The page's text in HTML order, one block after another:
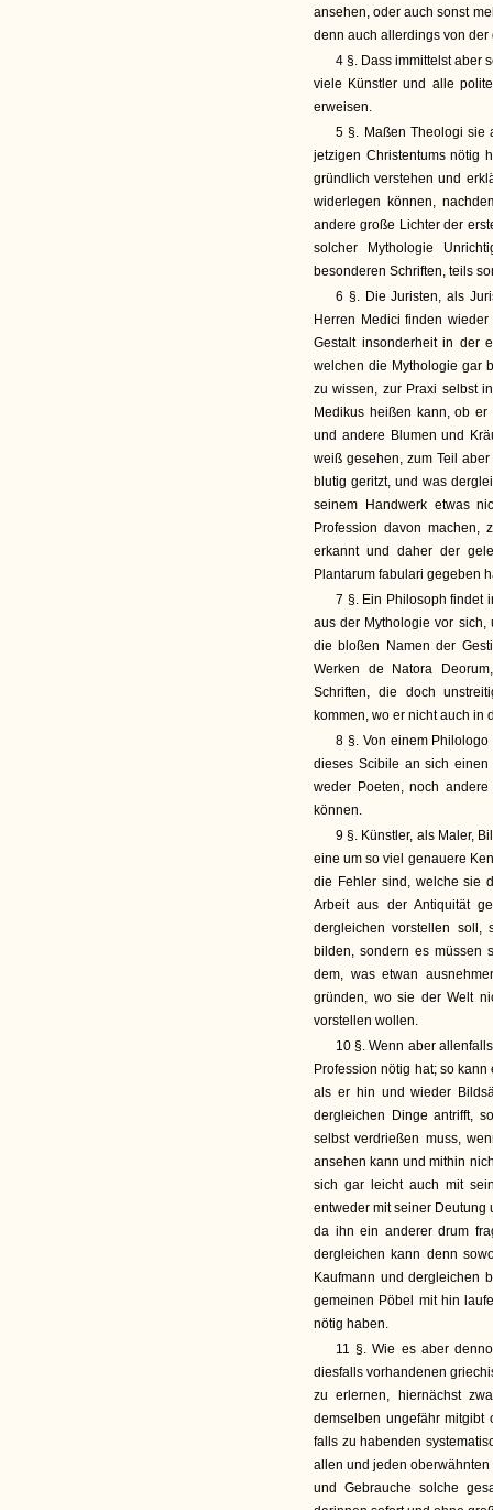
ansehen, oder auch sonst
denn auch allerdings von
4 §. Dass immittelst aber
viele Künstler und alle
erweisen.
5 §. Maßen Theologi sie
jetzigen Christentums nötig
gründlich verstehen und
widerlegen können,
andere große Lichter der
solcher Mythologie
besonderen Schriften, teils
6 §. Die Juristen, als
Herren Medici finden
Gestalt insonderheit in der
welchen die Mythologie gar
zu wissen, zur Praxi selbst
Medikus heißen kann, ob
und andere Blumen und
weiß gesehen, zum Teil
blutig geritzt, und was
seinem Handwerk etwas
Profession davon
erkannt und daher der
Plantarum fabulari gegeben
7 §. Ein Philosoph findet
aus der Mythologie vor
die bloßen Namen der
Werken de Natora
Schriften, die doch
kommen, wo er nicht auch in
8 §. Von einem
dieses Scibile an sich
weder Poeten, noch
können.
9 §. Künstler, als Maler,
eine um so viel genauere
die Fehler sind, welche sie
Arbeit aus der Antiquität
dergleichen vorstellen soll,
bilden, sondern es müssen
dem, was etwan
gründen, wo sie der Welt
vorstellen wollen.
10 §. Wenn aber
Profession nötig hat; so
als er hin und wieder
dergleichen Dinge antrifft,
selbst verdrießen muss,
ansehen kann und mithin
sich gar leicht auch mit
entweder mit seiner
da ihn ein anderer drum
dergleichen kann denn
Kaufmann und dergleichen
gemeinen Pöbel mit hin
nötig haben.
11 §. Wie es aber
diesfalls vorhandenen
zu erlernen, hiernächst
demselben ungefähr
falls zu habenden
allen und jeden oberwähnten
und Gebrauche solche